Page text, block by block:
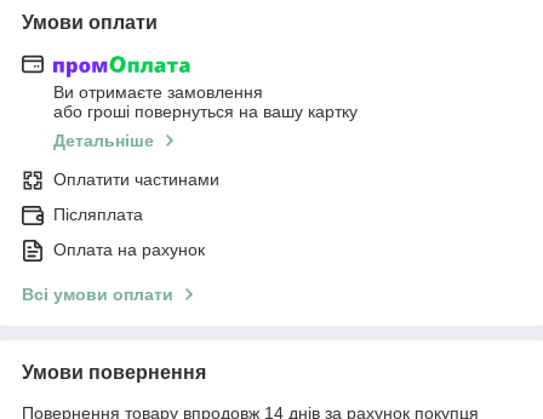
Умови оплати
Ви отримаєте замовлення
або гроші повернуться на вашу картку
Детальніше
Оплатити частинами
Післяплата
Оплата на рахунок
Всі умови оплати
Умови повернення
Повернення товару впродовж 14 днів за рахунок покупця